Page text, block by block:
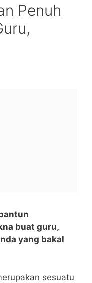
Penuh
buat guru,
yang bakal
sesuatu